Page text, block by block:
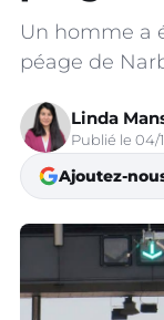
Un homme a
péage de
Linda
Publié le 04/
Ajoutez-